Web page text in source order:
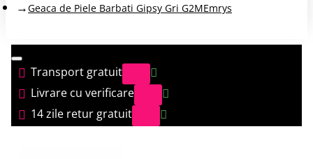
Geaca de Piele Barbati Gipsy Gri G2MEmrys
Transport gratuit
Livrare cu verificare
14 zile retur gratuit